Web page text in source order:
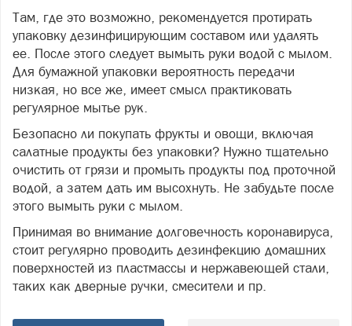
Там, где это возможно, рекомендуется протирать
упаковку дезинфицирующим составом или удалять
ее. После этого следует вымыть руки водой с мылом.
Для бумажной упаковки вероятность передачи
низкая, но все же, имеет смысл практиковать
регулярное мытье рук.
Безопасно ли покупать фрукты и овощи, включая
салатные продукты без упаковки? Нужно тщательно
очистить от грязи и промыть продукты под проточной
водой, а затем дать им высохнуть. Не забудьте после
этого вымыть руки с мылом.
Принимая во внимание долговечность коронавируса,
стоит регулярно проводить дезинфекцию домашних
поверхностей из пластмассы и нержавеющей стали,
таких как дверные ручки, смесители и пр.